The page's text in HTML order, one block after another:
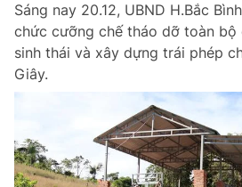
Giấy phép xuất bản số 110/GP - BTTTT
© 2003-2026 Bản quyền thuộc về Báo
dưới mọi hình thức nếu không có sự
Phát triển bởi ePi Technologies, JSC.
Sáng nay 20.12, UBND H.Bắc
chức cưỡng chế tháo dỡ toàn
sinh thái và xây dựng trái phép
Giây.